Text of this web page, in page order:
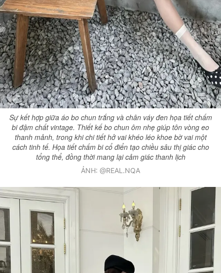
Sự kết hợp giữa áo bo chun trắng và chân váy đen họa tiết chấm
bi đậm chất vintage. Thiết kế bo chun ôm nhẹ giúp tôn vòng eo
thanh mảnh, trong khi chi tiết hở vai khéo léo khoe bờ vai một
cách tinh tế. Họa tiết chấm bi cổ điển tạo chiều sâu thị giác cho
tổng thể, đồng thời mang lại cảm giác thanh lịch
ẢNH: @REAL.NQA